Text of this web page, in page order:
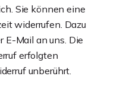
Sie können eine
widerrufen. Dazu
E-Mail an uns. Die
erfolgten
unberührt.